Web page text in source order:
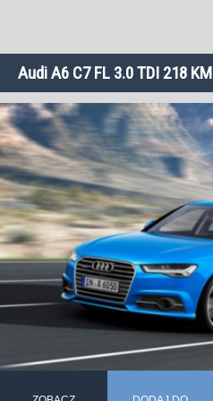
Audi A6 C7 FL 3.0 TDI 218 KM